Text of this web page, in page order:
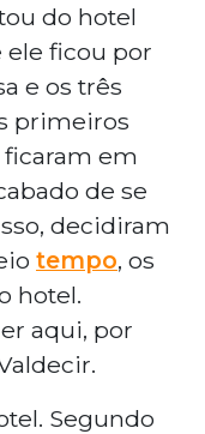
do hotel
ele ficou por
e os três
primeiros
em
de se
decidiram
tempo, os
hotel.
aqui, por
Segundo